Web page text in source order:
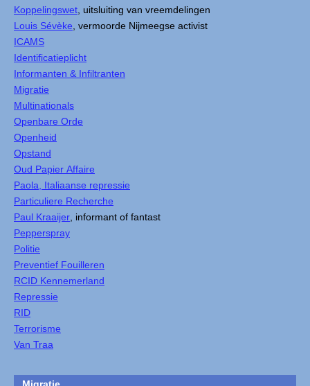
Koppelingswet , uitsluiting van vreemdelingen
Louis Sévèke , vermoorde Nijmeegse activist
ICAMS
Identificatieplicht
Informanten & Infiltranten
Migratie
Multinationals
Openbare Orde
Openheid
Opstand
Oud Papier Affaire
Paola, Italiaanse repressie
Particuliere Recherche
Paul Kraaijer , informant of fantast
Pepperspray
Politie
Preventief Fouilleren
RCID Kennemerland
Repressie
RID
Terrorisme
Van Traa